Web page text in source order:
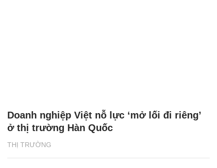
THỊ TRƯỜNG
Doanh nghiệp Việt nỗ lực ‘mở lối đi riêng’
ở thị trường Hàn Quốc